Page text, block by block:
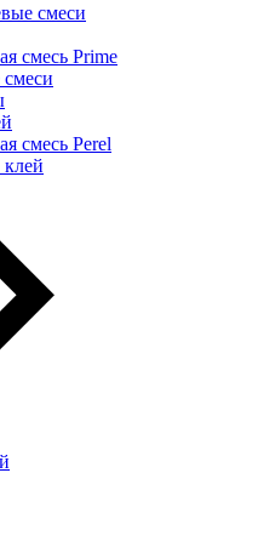
смеси
смесь Prime
смесь Perel